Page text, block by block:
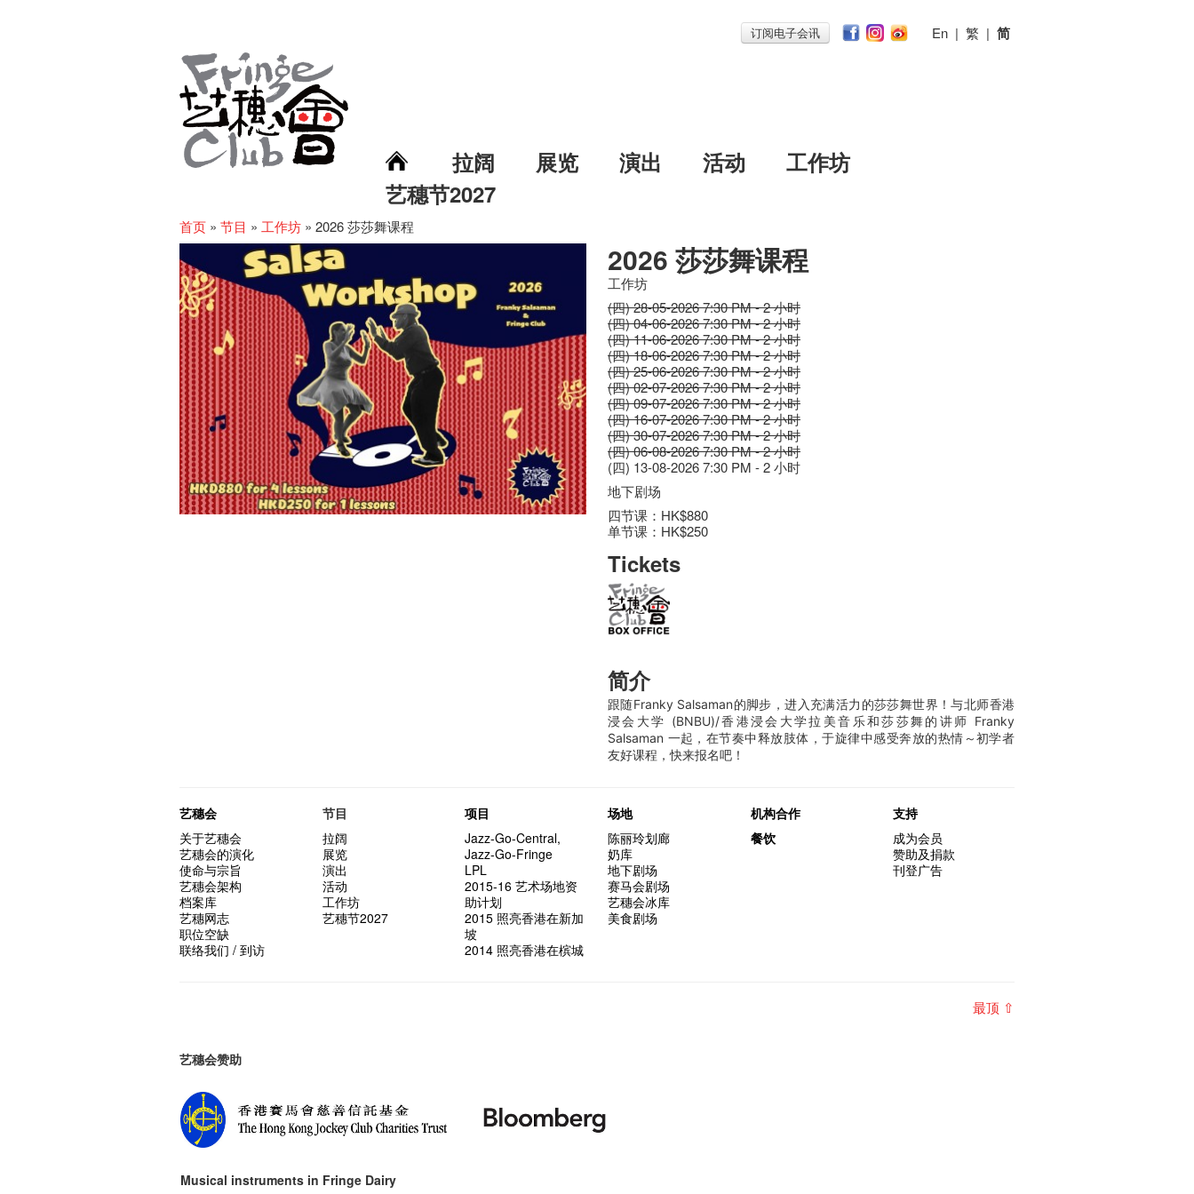
订阅电子会讯 En | 繁 | 简
拉阔 展览 演出 活动
工作坊
艺穗节2027
首页 » 节目 » 工作坊 » 2026 莎莎舞课程
2026 莎莎舞课程
工作坊
(四) 28-05-2026 7:30 PM - 2 小时
(四) 04-06-2026 7:30 PM - 2 小时
(四) 11-06-2026 7:30 PM - 2 小时
(四) 18-06-2026 7:30 PM - 2 小时
(四) 25-06-2026 7:30 PM - 2 小时
(四) 02-07-2026 7:30 PM - 2 小时
(四) 09-07-2026 7:30 PM - 2 小时
(四) 16-07-2026 7:30 PM - 2 小时
(四) 30-07-2026 7:30 PM - 2 小时
(四) 06-08-2026 7:30 PM - 2 小时
(四) 13-08-2026 7:30 PM - 2 小时
地下剧场
四节课：HK$880
单节课：HK$250
Tickets
简介
跟随Franky Salsaman的脚步，进入充满活力的莎莎舞世界！与北师香港
浸会大学 (BNBU)/香港浸会大学拉美音乐和莎莎舞的讲师 Franky
Salsaman 一起，在节奏中释放肢体，于旋律中感受奔放的热情～初学者
友好课程，快来报名吧！
艺穗会
关于艺穗会
艺穗会的演化
使命与宗旨
艺穗会架构
档案库
艺穗网志
职位空缺
联络我们 / 到访
节目
拉阔
展览
演出
活动
工作坊
艺穗节2027
项目
Jazz-Go-Central,
Jazz-Go-Fringe
LPL
2015-16 艺术场地资
助计划
2015 照亮香港在新加
坡
2014 照亮香港在槟城
场地
陈丽玲划廊
奶库
地下剧场
赛马会剧场
艺穗会冰库
美食剧场
机构合作
餐饮
支持
成为会员
赞助及捐款
刊登广告
最顶 ⇧
艺穗会赞助
Musical instruments in Fringe Dairy